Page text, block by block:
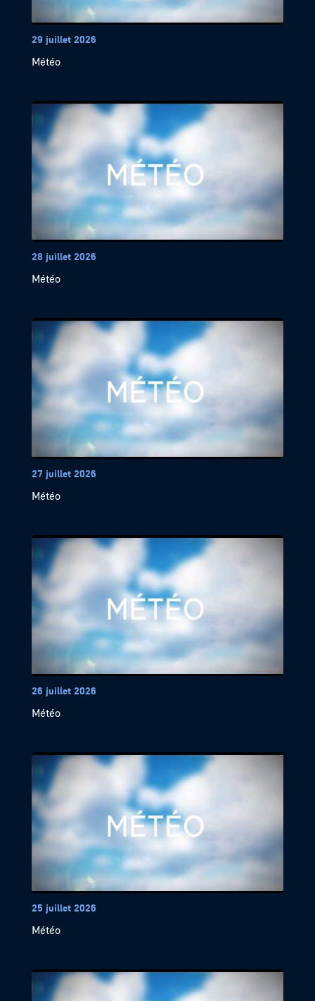
29 juillet 2026
Météo
28 juillet 2026
Météo
27 juillet 2026
Météo
26 juillet 2026
Météo
25 juillet 2026
Météo